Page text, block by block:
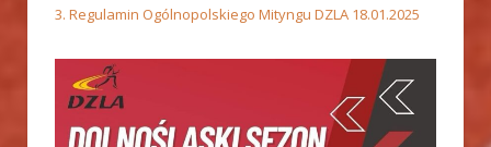
3. Regulamin Ogólnopolskiego Mityngu DZLA 18.01.2025